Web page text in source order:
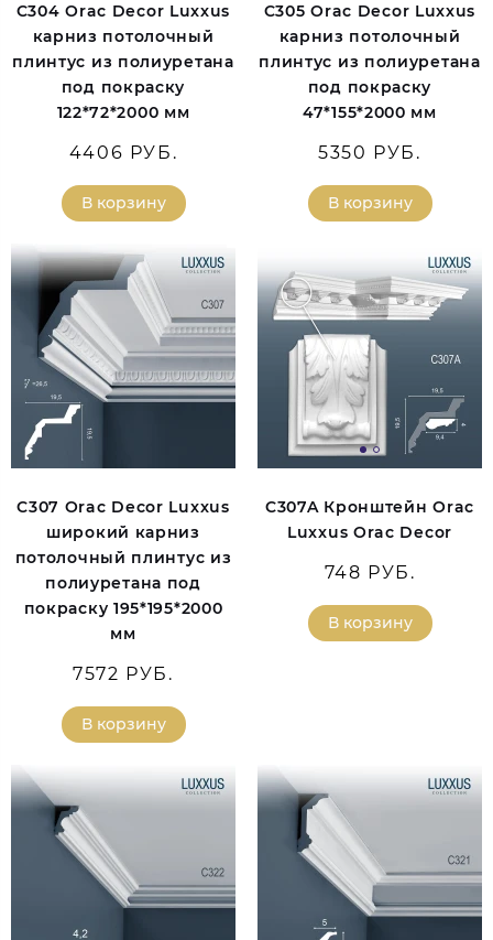
C304 Orac Decor Luxxus
карниз потолочный
плинтус из полиуретана
под покраску
122*72*2000 мм
4406 РУБ.
В корзину
C305 Orac Decor Luxxus
карниз потолочный
плинтус из полиуретана
под покраску
47*155*2000 мм
5350 РУБ.
В корзину
C307 Orac Decor Luxxus
широкий карниз
потолочный плинтус из
полиуретана под
покраску 195*195*2000
мм
7572 РУБ.
В корзину
C307A Кронштейн Orac
Luxxus Orac Decor
748 РУБ.
В корзину